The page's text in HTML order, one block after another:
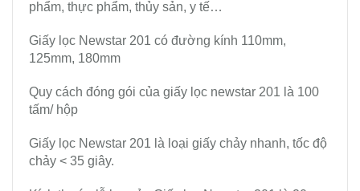
phẩm, thực phẩm, thủy sản, y tế…
Giấy lọc Newstar 201 có đường kính 110mm,
125mm, 180mm
Quy cách đóng gói của giấy lọc newstar 201 là 100
tấm/ hộp
Giấy lọc Newstar 201 là loại giấy chảy nhanh, tốc độ
chảy < 35 giây.